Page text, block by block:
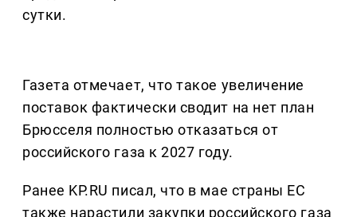
сутки.
Газета отмечает, что такое увеличение
поставок фактически сводит на нет план
Брюсселя полностью отказаться от
российского газа к 2027 году.
Ранее KP.RU писал, что в мае страны ЕС
также нарастили закупки российского газа